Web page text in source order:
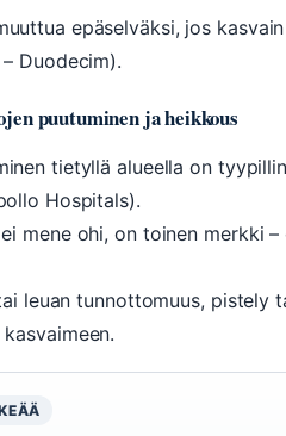
epäselväksi, jos
Duodecim).
puutuminen ja heikkous
tietyllä alueella on
Hospitals).
mene ohi, on toinen merkki
leuan tunnottomuus,